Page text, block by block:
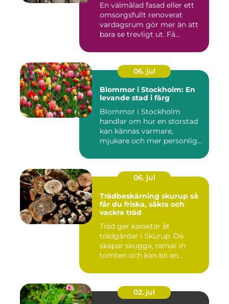
En välmålad fasad eller ett
omsorgsfullt renoverat
vardagsrum gör mer än att
bara se trevligt ut. Fä...
06. jul
Blommor i Stockholm: En
levande stad i färg
Blommor i Stockholm
handlar om hur en storstad
kan kännas varmare,
mjukare och mer personlig
06. jul
Trädbeskärning skurup så
får du friska, säkra och
vackra träd
Träd ger karaktär åt
trädgårdar i Skurup. De
skapar skugga, ramar in
tomten och kan bli en
02. jul